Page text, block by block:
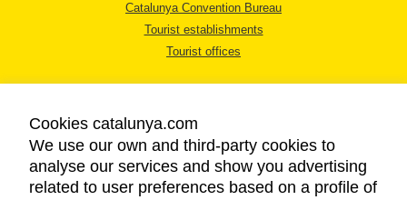
Catalunya Convention Bureau
Tourist establishments
Tourist offices
LEGAL NOTICE
Cookies catalunya.com
We use our own and third-party cookies to
analyse our services and show you advertising
related to user preferences based on a profile of